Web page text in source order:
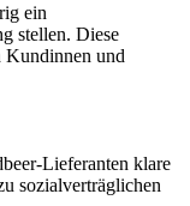
ein
stellen. Diese
Kundinnen und
Lieferanten klare
sozialverträglichen